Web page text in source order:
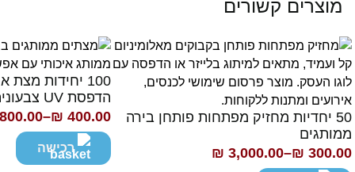
מוצרים קשורים
50 יחדיות מחזיק מפתחות פותחן בירה
ממותגים
₪ 300.00
–
₪ 3,000.00
טווח
100 יחידות
הדפסת UV צבעונית
₪ 400.00
–
טווח
מחירים:רכישה